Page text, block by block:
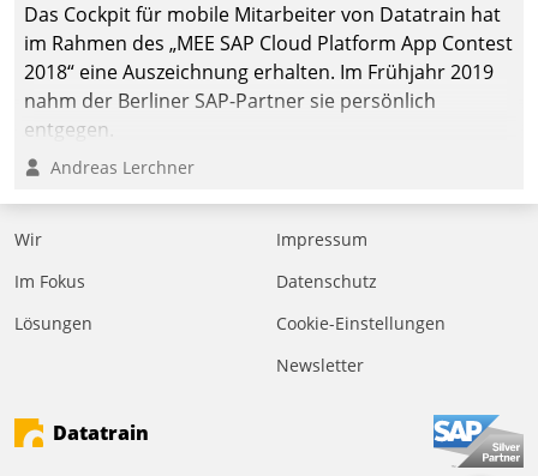
Das Cockpit für mobile Mitarbeiter von Datatrain hat
im Rahmen des „MEE SAP Cloud Platform App Contest
2018“ eine Auszeichnung erhalten. Im Frühjahr 2019
nahm der Berliner SAP-Partner sie persönlich
entgegen.
Andreas Lerchner
Wir
Im Fokus
Lösungen
Impressum
Datenschutz
Cookie-Einstellungen
Newsletter
Datatrain